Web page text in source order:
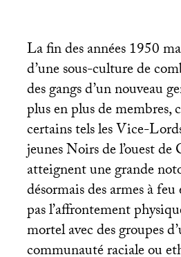
La fin des années 1950
d’une sous-culture de
des gangs d’un nouveau
plus en plus de membres,
certains tels les Vice-
jeunes Noirs de l’ouest de
atteignent une grande
désormais des armes à
pas l’affrontement
mortel avec des groupes